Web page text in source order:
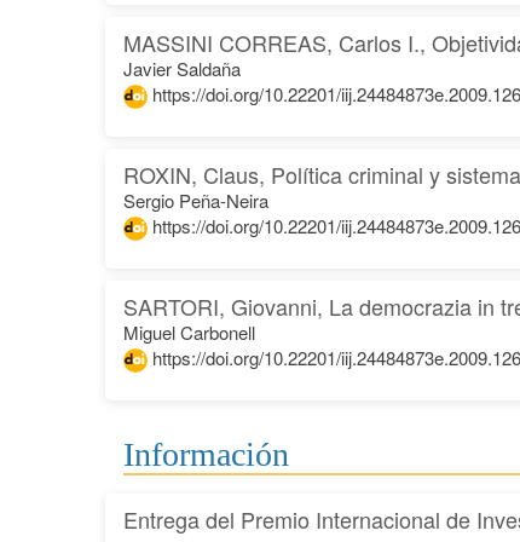
MASSINI CORREAS, Carlos I.,
Javier Saldaña
https://doi.org/10.22201/
ROXIN, Claus, Política criminal y
Sergio Peña-Neira
https://doi.org/10.22201/
SARTORI, Giovanni, La democrazia in
Miguel Carbonell
https://doi.org/10.22201/
Información
Entrega del Premio Internacional de